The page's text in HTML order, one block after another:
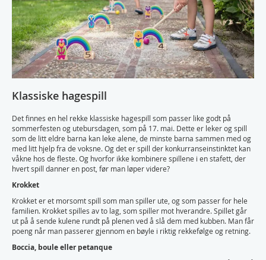
Klassiske hagespill
Det finnes en hel rekke klassiske hagespill som passer like godt på
sommerfesten og utebursdagen, som på 17. mai. Dette er leker og spill
som de litt eldre barna kan leke alene, de minste barna sammen med og
med litt hjelp fra de voksne. Og det er spill der konkurranseinstinktet kan
våkne hos de fleste. Og hvorfor ikke kombinere spillene i en stafett, der
hvert spill danner en post, før man løper videre?
Krokket
Krokket er et morsomt spill som man spiller ute, og som passer for hele
familien. Krokket spilles av to lag, som spiller mot hverandre. Spillet går
ut på å sende kulene rundt på plenen ved å slå dem med kubben. Man får
poeng når man passerer gjennom en bøyle i riktig rekkefølge og retning.
Boccia, boule eller petanque